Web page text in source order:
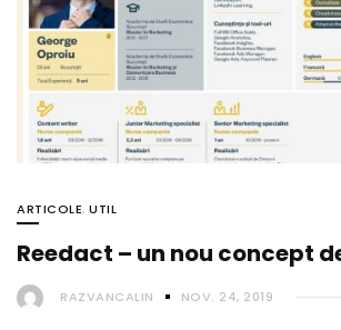
ARTICOLE, UTIL
Reedact – un nou concept
RAZVANCALIN NOV. 24, 2019